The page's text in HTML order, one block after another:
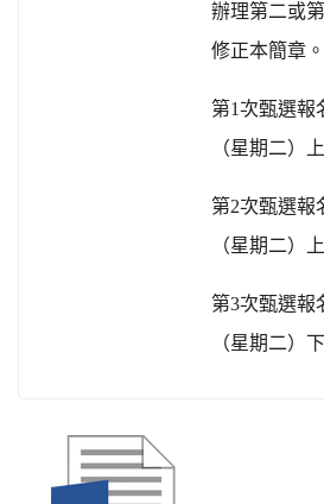
辦理第二或
修正本簡章。
第1次甄選報
（星期二）
第2次甄選報
（星期二）
第3次甄選報
（星期二）